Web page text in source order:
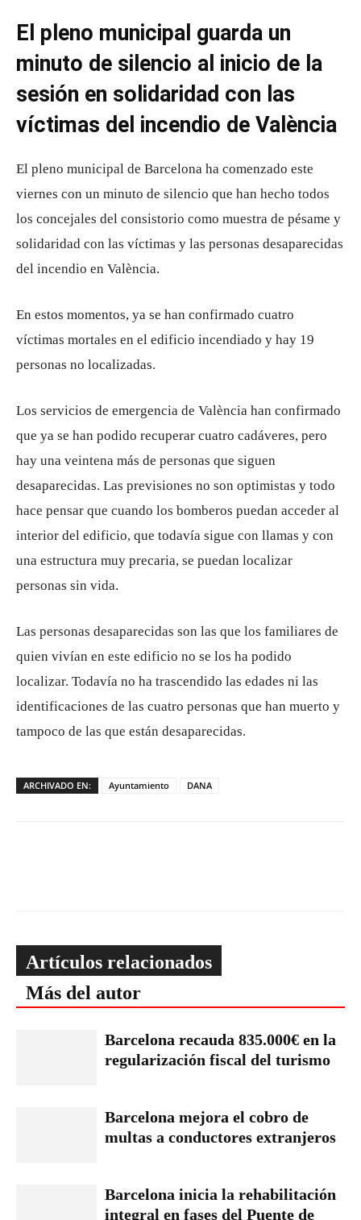
El pleno municipal guarda un
minuto de silencio al inicio de la
sesión en solidaridad con las
víctimas del incendio de València
El pleno municipal de Barcelona ha comenzado este
viernes con un minuto de silencio que han hecho todos
los concejales del consistorio como muestra de pésame y
solidaridad con las víctimas y las personas desaparecidas
del incendio en València.
En estos momentos, ya se han confirmado cuatro
víctimas mortales en el edificio incendiado y hay 19
personas no localizadas.
Los servicios de emergencia de València han confirmado
que ya se han podido recuperar cuatro cadáveres, pero
hay una veintena más de personas que siguen
desaparecidas. Las previsiones no son optimistas y todo
hace pensar que cuando los bomberos puedan acceder al
interior del edificio, que todavía sigue con llamas y con
una estructura muy precaria, se puedan localizar
personas sin vida.
Las personas desaparecidas son las que los familiares de
quien vivían en este edificio no se los ha podido
localizar. Todavía no ha trascendido las edades ni las
identificaciones de las cuatro personas que han muerto y
tampoco de las que están desaparecidas.
ARCHIVADO EN: Ayuntamiento DANA
Artículos relacionados
Más del autor
Barcelona recauda 835.000€ en la
regularización fiscal del turismo
Barcelona mejora el cobro de
multas a conductores extranjeros
Barcelona inicia la rehabilitación
integral en fases del Puente de